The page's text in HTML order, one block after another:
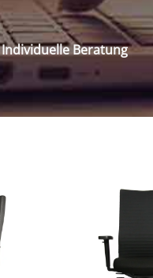
Individuelle Beratung